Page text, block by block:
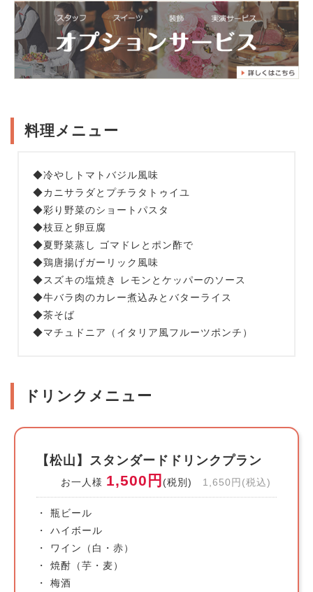
料理メニュー
◆冷やしトマトバジル風味
◆カニサラダとプチラタトゥイユ
◆彩り野菜のショートパスタ
◆枝豆と卵豆腐
◆夏野菜蒸し ゴマドレとポン酢で
◆鶏唐揚げガーリック風味
◆スズキの塩焼き レモンとケッパーのソース
◆牛バラ肉のカレー煮込みとバターライス
◆茶そば
◆マチュドニア（イタリア風フルーツポンチ）
ドリンクメニュー
【松山】スタンダードドリンクプラン
お一人様 1,500円 (税別) 1,650円(税込)
・ 瓶ビール
・ ハイボール
・ ワイン（白・赤）
・ 焼酎（芋・麦）
・ 梅酒